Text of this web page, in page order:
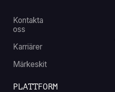
Kontakta
oss
Karriärer
Märkeskit
PLATTFORM